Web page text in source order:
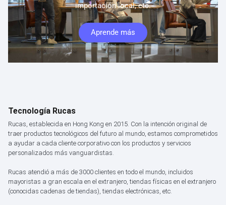
importación local, etc.
Aprende más
Tecnología Rucas
Rucas, establecida en Hong Kong en 2015. Con la intención original de
traer productos tecnológicos del futuro al mundo, estamos comprometidos
a ayudar a cada cliente corporativo con los productos y servicios
personalizados más vanguardistas.
Rucas atendió a más de 3000 clientes en todo el mundo, incluidos
mayoristas a gran escala en el extranjero, tiendas físicas en el extranjero
(conocidas cadenas de tiendas), tiendas electrónicas, etc.